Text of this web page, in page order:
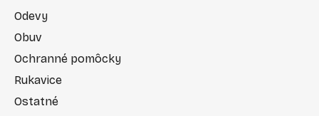
Odevy
Obuv
Ochranné pomôcky
Rukavice
Ostatné